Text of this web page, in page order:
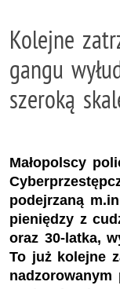
Kolejne
gangu
szeroką
Małopolscy
podejrzaną
pieniędzy z
oraz 30-latka,
To już kolejne
nadzorowanym